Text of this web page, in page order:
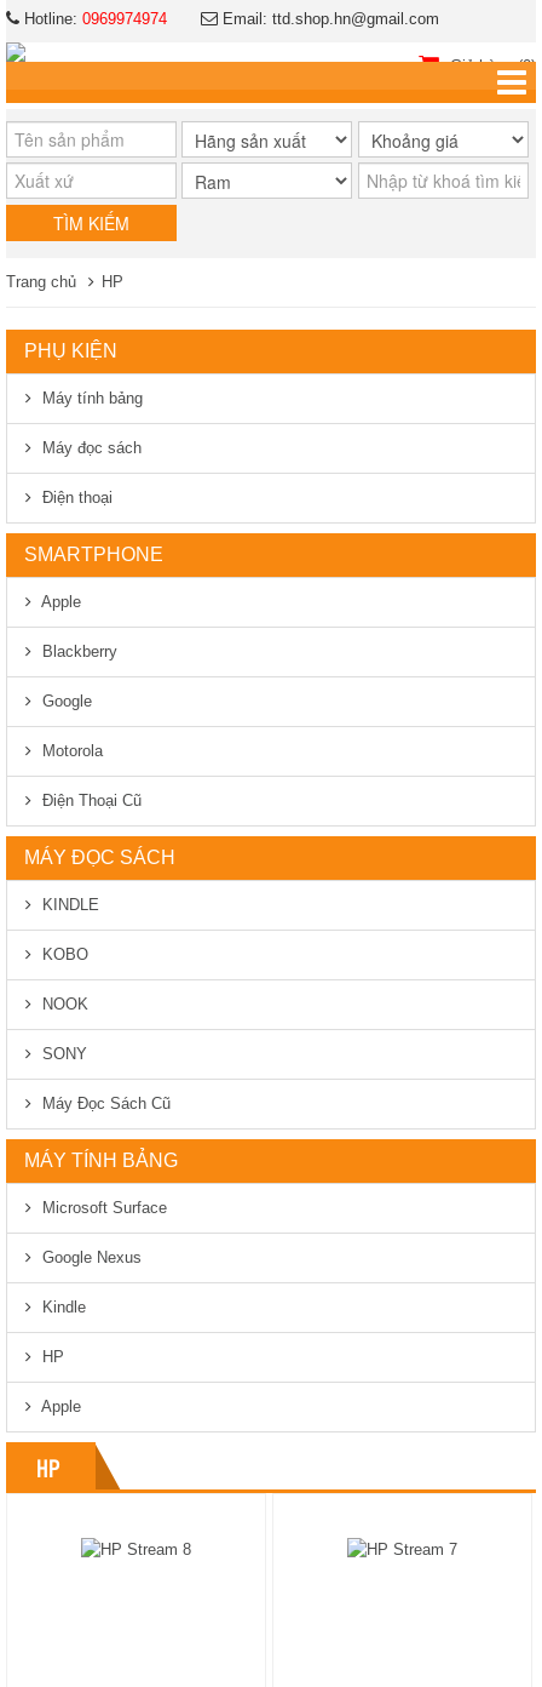
Hotline: 0969974974 Email: ttd.shop.hn@gmail.com
Giỏ hàng (0)
Trang chủ HP
PHỤ KIỆN
Máy tính bảng
Máy đọc sách
Điện thoại
SMARTPHONE
Apple
Blackberry
Google
Motorola
Điện Thoại Cũ
MÁY ĐỌC SÁCH
KINDLE
KOBO
NOOK
SONY
Máy Đọc Sách Cũ
MÁY TÍNH BẢNG
Microsoft Surface
Google Nexus
Kindle
HP
Apple
HP